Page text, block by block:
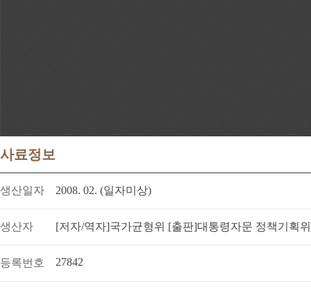
사료정보
생산일자 2008. 02. (일자미상)
생산자 [저자/역자]국가균형위 [출판]대통령자문 정책기획
등록번호 27842